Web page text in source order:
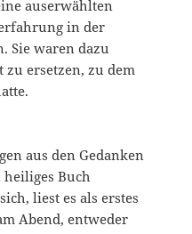
auserwählten
in der
Sie waren dazu
zu ersetzen, zu dem
aus den Gedanken
Buch
liest es als erstes
Abend, entweder